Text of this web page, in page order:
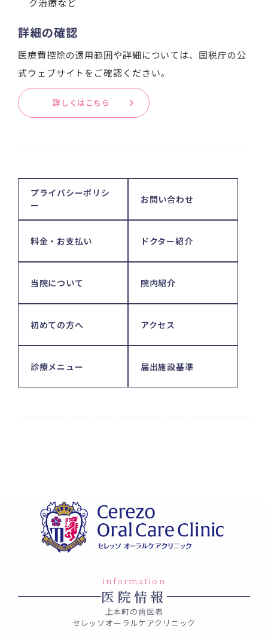
ク治療など
詳細の確認
医療費控除の適用範囲や詳細については、国税庁の公
式ウェブサイトをご確認ください。
詳しくはこちら
プライバシーポリシ
ー
お問い合わせ
料金・お支払い ドクター紹介
当院について 院内紹介
初めての方へ アクセス
診療メニュー 届出施設基準
information
医院情報
上本町の歯医者
セレッソオーラルケアクリニック